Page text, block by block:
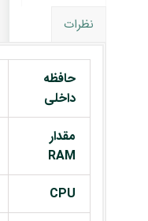
نظرات
حافظه
داخلی
مقدار
RAM
CPU